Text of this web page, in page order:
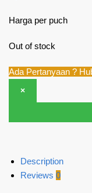
Harga per puch
Out of stock
Ada Pertanyaan ?
×
Description
Reviews 0